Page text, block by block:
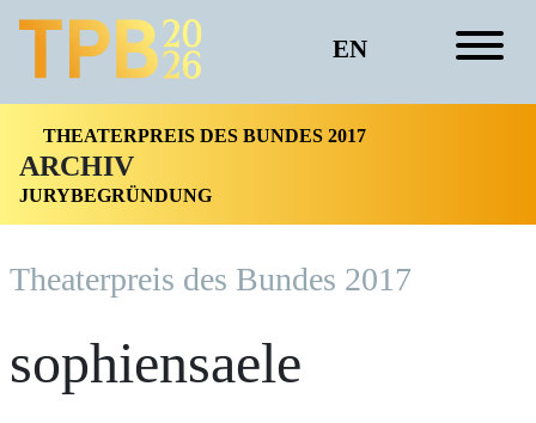
EN
THEATERPREIS DES BUNDES 2017
ARCHIV
JURYBEGRÜNDUNG
Theater­preis des Bundes 2017
sophiensaele